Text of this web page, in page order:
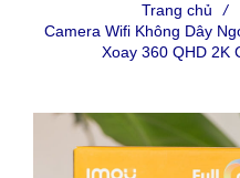
Trang chủ /
Camera Wifi Không Dây
Xoay 360 QHD 2K